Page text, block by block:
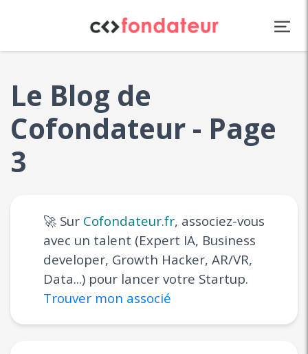
Le Blog de
Cofondateur - Page
3
🚀 Sur Cofondateur.fr, associez-vous
avec un talent (Expert IA, Business
developer, Growth Hacker, AR/VR,
Data...) pour lancer votre Startup.
Trouver mon associé